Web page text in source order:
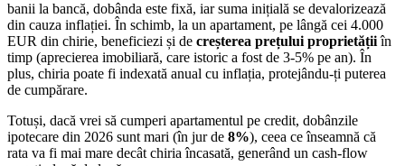
banii la bancă, dobânda este fixă, iar suma inițială se devalorizează
din cauza inflației. În schimb, la un apartament, pe lângă cei 4.000
EUR din chirie, beneficiezi și de creșterea prețului proprietățiiîn
timp (aprecierea imobiliară, care istoric a fost de 3-5% pe an). În
plus, chiria poate fi indexată anual cu inflația, protejându-ți puterea
de cumpărare.
Totuși, dacă vrei să cumperi apartamentul pe credit, dobânzile
ipotecare din 2026 sunt mari (în jur de 8%), ceea ce înseamnă că
rata va fi mai mare decât chiria încasată, generând un cash-flow